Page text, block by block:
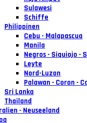
Sulawesi
Schiffe
Philippinen
Cebu - Malapascua
Manila
Negros - Siquiojo -
Leyte
Nord-Luzon
Palawan - Coron -
Sri Lanka
Thailand
- Neuseeland